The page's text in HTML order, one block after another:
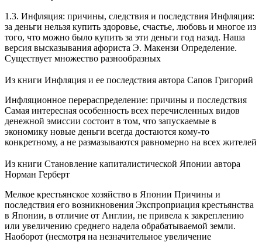
1.3. Инфляция: причины, следствия и последствия Инфляция:
за деньги нельзя купить здоровье, счастье, любовь и многое из
того, что можно было купить за эти деньги год назад. Наша
версия высказывания афориста Э. Макензи Определение.
Существует множество разнообразных
Из книги Инфляция и ее последствия автора Сапов Григорий
Инфляционное перераспределение: причины и последствия
Самая интересная особенность всех перечисленных видов
денежной эмиссии состоит в том, что запускаемые в
экономику новые деньги всегда достаются кому-то
конкретному, а не размазываются равномерно на всех жителей
Из книги Становление капиталистической Японии автора
Норман Герберт
Мелкое крестьянское хозяйство в Японии Причины и
последствия его возникновения Экспроприация крестьянства
в Японии, в отличие от Англии, не привела к закреплению
или увеличению среднего надела обрабатываемой земли.
Наоборот (несмотря на незначительное увеличение